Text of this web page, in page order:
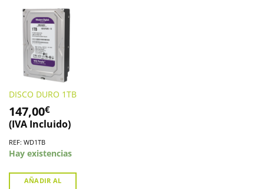
DISCO DURO 1TB
147,00€
(IVA Incluido)
REF: WD1TB
Hay existencias
AÑADIR AL